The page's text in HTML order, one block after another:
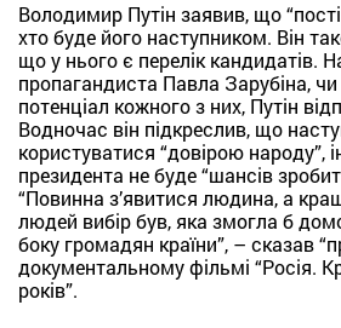
Володимир Путін заявив, що
хто буде його наступником. Він
що у нього є перелік кандидатів.
пропагандиста Павла Зарубіна, чи
потенціал кожного з них, Путін
Водночас він підкреслив, що
користуватися “довірою народу”,
президента не буде “шансів
“Повинна з’явитися людина, а
людей вибір був, яка змогла б
боку громадян країни”, – сказав
документальному фільмі “Росія.
років”.